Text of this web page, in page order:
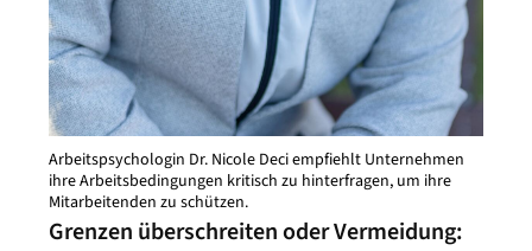
Arbeitspsychologin Dr. Nicole Deci empfiehlt Unternehmen
ihre Arbeitsbedingungen kritisch zu hinterfragen, um ihre
Mitarbeitenden zu schützen.
Grenzen überschreiten oder Vermeidung: